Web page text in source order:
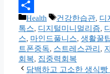
Email
Share
카
테
고
리
Health
태
그
건강한습관, 디
톡스, 디지털미니멀리즘,
스, 마인드풀니스, 생활꿀
트폰중독, 스트레스관리 ,
회복, 집중력회복
담백하고 고소한 생식빵